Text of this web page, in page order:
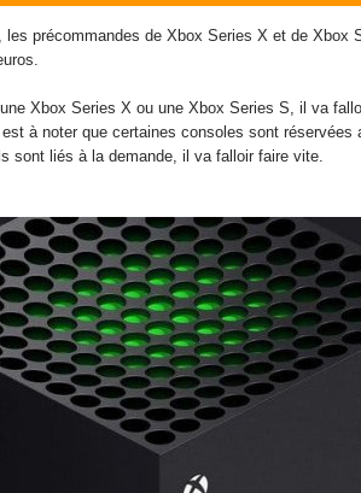
précommandes de Xbox Series X et de
Xbox Series X ou une Xbox Series S, il va
à noter que certaines consoles sont
sont liés à la demande, il va falloir faire vite.